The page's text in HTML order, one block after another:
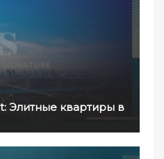
Элитные квартиры в